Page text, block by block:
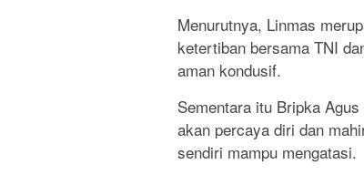
Menurutnya, Linmas
ketertiban bersama TNI
aman kondusif.
Sementara itu Bripka
akan percaya diri dan
sendiri mampu mengatasi.